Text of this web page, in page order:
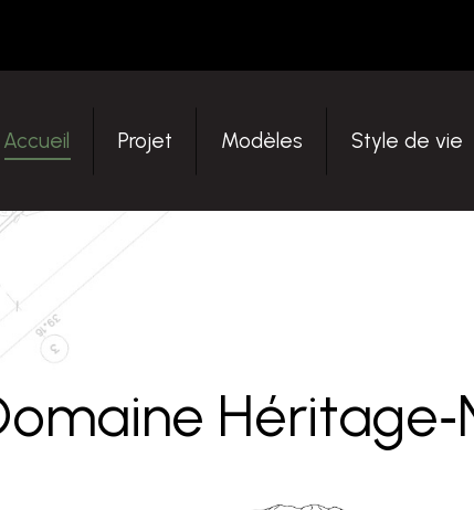
Accueil Projet Modèles Style de vie